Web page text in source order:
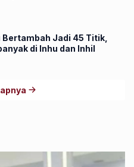
Jadi 45 Titik,
di Inhu dan Inhil